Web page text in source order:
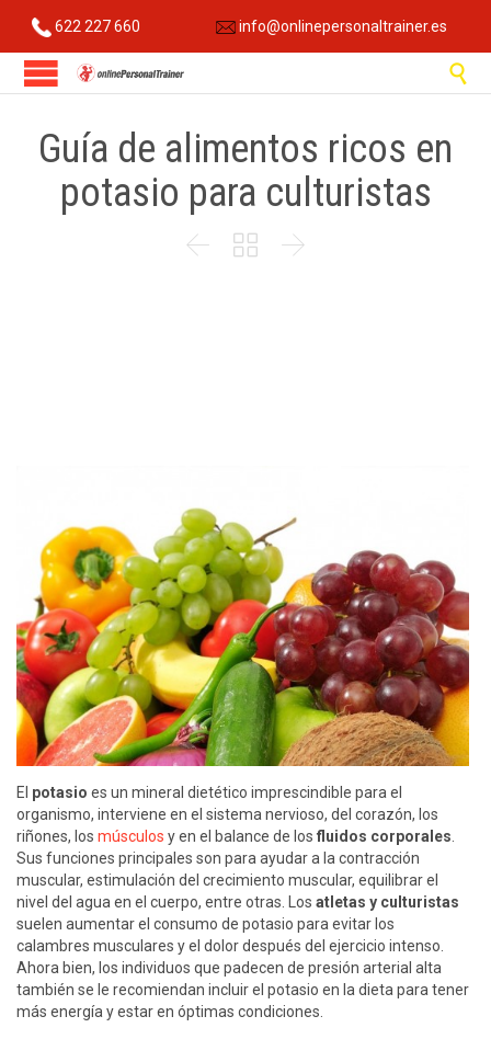
622 227 660 info@onlinepersonaltrainer.es

Guía de alimentos ricos en
potasio para culturistas
  
El potasio es un mineral dietético imprescindible para el
organismo, interviene en el sistema nervioso, del corazón, los
riñones, los músculos y en el balance de los fluidos corporales.
Sus funciones principales son para ayudar a la contracción
muscular, estimulación del crecimiento muscular, equilibrar el
nivel del agua en el cuerpo, entre otras. Los atletas y culturistas
suelen aumentar el consumo de potasio para evitar los
calambres musculares y el dolor después del ejercicio intenso.
Ahora bien, los individuos que padecen de presión arterial alta
también se le recomiendan incluir el potasio en la dieta para tener
más energía y estar en óptimas condiciones.